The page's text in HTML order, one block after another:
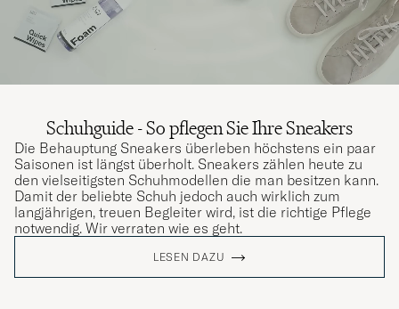
Schuhguide - So pflegen Sie Ihre Sneakers
Die Behauptung Sneakers überleben höchstens ein paar
Saisonen ist längst überholt. Sneakers zählen heute zu
den vielseitigsten Schuhmodellen die man besitzen kann.
Damit der beliebte Schuh jedoch auch wirklich zum
langjährigen, treuen Begleiter wird, ist die richtige Pflege
notwendig. Wir verraten wie es geht.
LESEN DAZU